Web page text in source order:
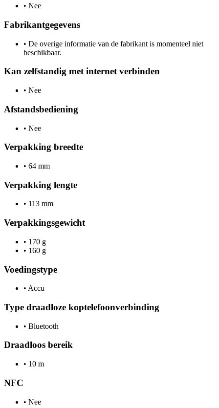
• Nee
Fabrikantgegevens
• De overige informatie van de fabrikant is momenteel niet
beschikbaar.
Kan zelfstandig met internet verbinden
• Nee
Afstandsbediening
• Nee
Verpakking breedte
• 64 mm
Verpakking lengte
• 113 mm
Verpakkingsgewicht
• 170 g
• 160 g
Voedingstype
• Accu
Type draadloze koptelefoonverbinding
• Bluetooth
Draadloos bereik
• 10 m
NFC
• Nee